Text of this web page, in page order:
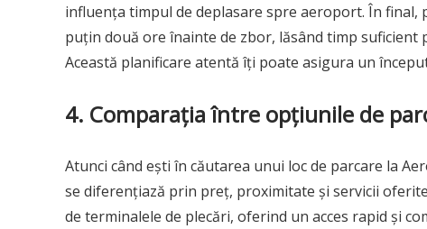
influența timpul de deplasare spre aeroport. În
puțin două ore înainte de zbor, lăsând timp
Această planificare atentă îți poate asigura un
4. Comparația între opțiunile de
Atunci când ești în căutarea unui loc de parcare la
se diferențiază prin preț, proximitate și servicii
de terminalele de plecări, oferind un acces rapid și